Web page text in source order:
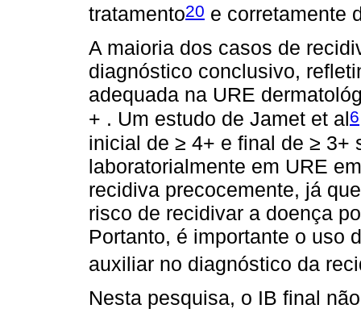
tratamento20 e corretamente
A maioria dos casos de
diagnóstico conclusivo,
adequada na URE
+ . Um estudo de Jamet et al6
inicial de ≥ 4+ e final de ≥ 3+
laboratorialmente em URE
recidiva precocemente, já
risco de recidivar a doença
Portanto, é importante o uso
auxiliar no diagnóstico da
Nesta pesquisa, o IB final